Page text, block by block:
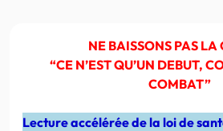
NE BAISSONS PAS LA
“CE N’EST QU’UN DEBUT,
COMBAT”
Lecture accélérée de la loi de